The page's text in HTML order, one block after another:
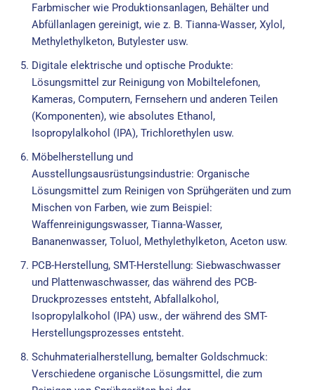
Farbmischer wie Produktionsanlagen, Behälter und
Abfüllanlagen gereinigt, wie z. B. Tianna-Wasser, Xylol,
Methylethylketon, Butylester usw.
Digitale elektrische und optische Produkte:
Lösungsmittel zur Reinigung von Mobiltelefonen,
Kameras, Computern, Fernsehern und anderen Teilen
(Komponenten), wie absolutes Ethanol,
Isopropylalkohol (IPA), Trichlorethylen usw.
Möbelherstellung und
Ausstellungsausrüstungsindustrie: Organische
Lösungsmittel zum Reinigen von Sprühgeräten und zum
Mischen von Farben, wie zum Beispiel:
Waffenreinigungswasser, Tianna-Wasser,
Bananenwasser, Toluol, Methylethylketon, Aceton usw.
PCB-Herstellung, SMT-Herstellung: Siebwaschwasser
und Plattenwaschwasser, das während des PCB-
Druckprozesses entsteht, Abfallalkohol,
Isopropylalkohol (IPA) usw., der während des SMT-
Herstellungsprozesses entsteht.
Schuhmaterialherstellung, bemalter Goldschmuck:
Verschiedene organische Lösungsmittel, die zum